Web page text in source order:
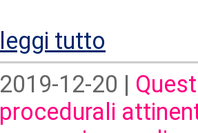
leggi tutto
2019-12-20 |
procedurali